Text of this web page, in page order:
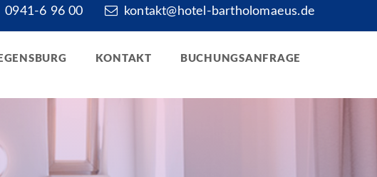
0941-6 96 00 kontakt@hotel-bartholomaeus.de
KONTAKT BUCHUNGSANFRAGE